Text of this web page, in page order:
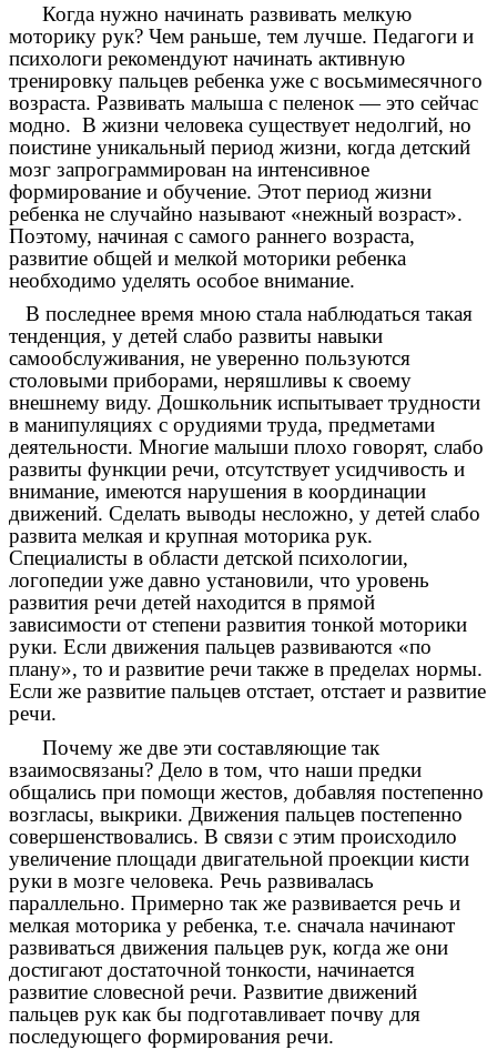
Когда нужно начинать развивать мелкую
моторику рук? Чем раньше, тем лучше. Педагоги и
психологи рекомендуют начинать активную
тренировку пальцев ребенка уже с восьмимесячного
возраста. Развивать малыша с пеленок — это сейчас
модно. В жизни человека существует недолгий, но
поистине уникальный период жизни, когда детский
мозг запрограммирован на интенсивное
формирование и обучение. Этот период жизни
ребенка не случайно называют «нежный возраст».
Поэтому, начиная с самого раннего возраста,
развитие общей и мелкой моторики ребенка
необходимо уделять особое внимание.
В последнее время мною стала наблюдаться такая
тенденция, у детей слабо развиты навыки
самообслуживания, не уверенно пользуются
столовыми приборами, неряшливы к своему
внешнему виду. Дошкольник испытывает трудности
в манипуляциях с орудиями труда, предметами
деятельности. Многие малыши плохо говорят, слабо
развиты функции речи, отсутствует усидчивость и
внимание, имеются нарушения в координации
движений. Сделать выводы несложно, у детей слабо
развита мелкая и крупная моторика рук.
Специалисты в области детской психологии,
логопедии уже давно установили, что уровень
развития речи детей находится в прямой
зависимости от степени развития тонкой моторики
руки. Если движения пальцев развиваются «по
плану», то и развитие речи также в пределах нормы.
Если же развитие пальцев отстает, отстает и развитие
речи.
Почему же две эти составляющие так
взаимосвязаны? Дело в том, что наши предки
общались при помощи жестов, добавляя постепенно
возгласы, выкрики. Движения пальцев постепенно
совершенствовались. В связи с этим происходило
увеличение площади двигательной проекции кисти
руки в мозге человека. Речь развивалась
параллельно. Примерно так же развивается речь и
мелкая моторика у ребенка, т.е. сначала начинают
развиваться движения пальцев рук, когда же они
достигают достаточной тонкости, начинается
развитие словесной речи. Развитие движений
пальцев рук как бы подготавливает почву для
последующего формирования речи.